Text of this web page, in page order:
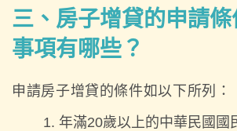
三、房子增貸的申請
事項有哪些？
申請房子增貸的條件如以下所列：
年滿20歲以上的中華民國國